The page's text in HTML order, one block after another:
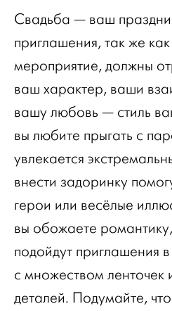
Свадьба — ваш
приглашения, так же
мероприятие, должны
ваш характер, ваши
вашу любовь — стиль
вы любите прыгать с
увлекается
внести задоринку
герои или весёлые
вы обожаете
подойдут приглашения
с множеством ленточек
деталей. Подумайте,